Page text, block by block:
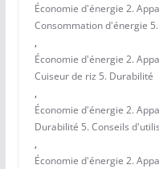
Économie d'énergie 2.
Consommation d'énergie
,
Économie d'énergie 2.
Cuiseur de riz 5. Durabilité
,
Économie d'énergie 2.
Durabilité 5. Conseils
,
Économie d'énergie 2.